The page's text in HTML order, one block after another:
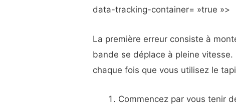
data-tracking-container= »true »>
La première erreur consiste à
bande se déplace à pleine
chaque fois que vous utilisez le
Commencez par vous tenir